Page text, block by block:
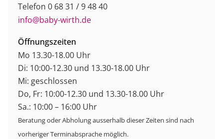
Telefon 0 68 31 / 9 48 40
info@baby-wirth.de
Öffnungszeiten
Mo 13.30-18.00 Uhr
Di: 10:00-12.30 und 13.30-18.00 Uhr
Mi: geschlossen
Do, Fr: 10:00-12.30 und 13.30-18.00 Uhr
Sa.: 10:00 – 16:00 Uhr
Beratung oder Abholung ausserhalb dieser Zeiten sind nach
vorheriger Terminabsprache möglich.